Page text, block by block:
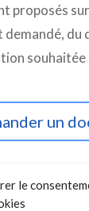
le
proposés
demandé, du
un